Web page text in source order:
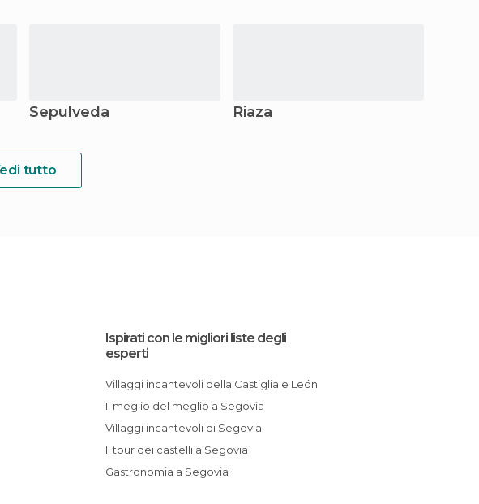
Sepulveda Riaza
tutto
Ispirati con le migliori liste degli
esperti
Villaggi incantevoli della Castiglia e León
Il meglio del meglio a Segovia
Villaggi incantevoli di Segovia
Il tour dei castelli a Segovia
Gastronomia a Segovia